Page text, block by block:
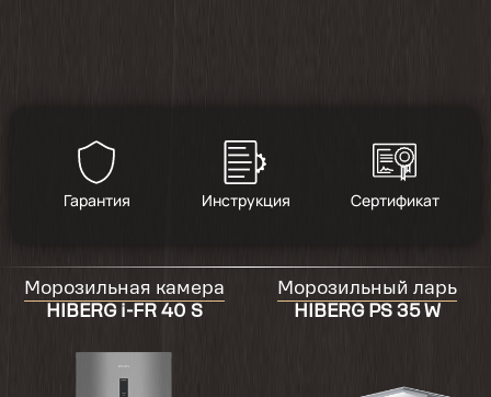
Гарантия Инструкция Сертификат
Морозильная камера
HIBERG i-FR 40 S
Морозильный ларь
HIBERG PS 35 W